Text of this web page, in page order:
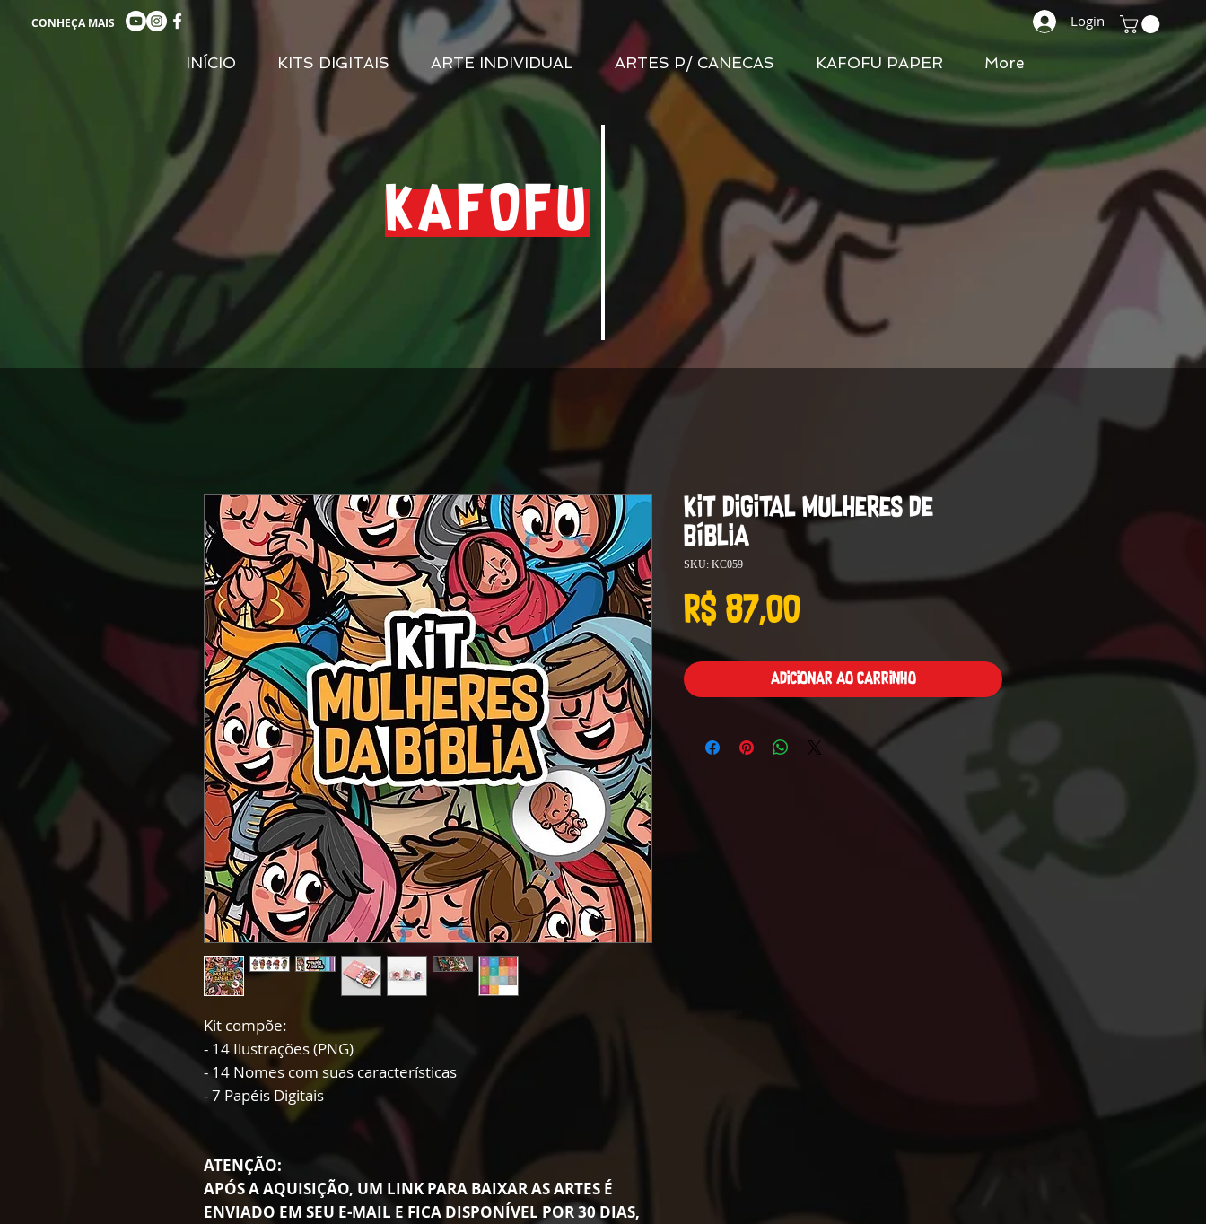
CONHEÇA MAIS Login
INÍCIO KITS DIGITAIS ARTE INDIVIDUAL ARTES P/ CANECAS KAFOFU PAPER More
KAFOFU
Kit compõe:
- 14 Ilustrações (PNG)
- 14 Nomes com suas características
- 7 Papéis Digitais
ATENÇÃO:
APÓS A AQUISIÇÃO, UM LINK PARA BAIXAR AS ARTES É
ENVIADO EM SEU E-MAIL E FICA DISPONÍVEL POR 30 DIAS,
Kit Digital Mulheres de
Bíblia
SKU: KC059
R$ 87,00Preço
Adicionar ao carrinho